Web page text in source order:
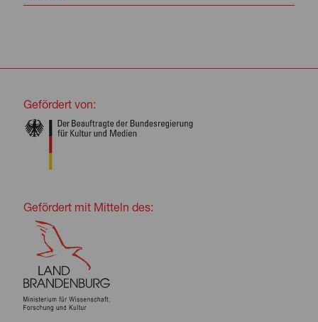
Gefördert von:
Gefördert mit Mitteln des: